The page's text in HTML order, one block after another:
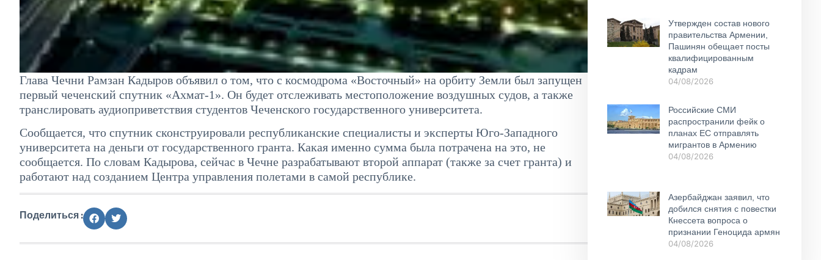
Глава Чечни Рамзан Кадыров объявил о том, что с космодрома «Восточный» на орбиту Земли был запущен
первый чеченский спутник «Ахмат-1». Он будет отслеживать местоположение воздушных судов, а также
транслировать аудиоприветствия студентов Чеченского государственного университета.
Сообщается, что спутник сконструировали республиканские специалисты и эксперты Юго-Западного
университета на деньги от государственного гранта. Какая именно сумма была потрачена на это, не
сообщается. По словам Кадырова, сейчас в Чечне разрабатывают второй аппарат (также за счет гранта) и
работают над созданием Центра управления полетами в самой республике.
Поделиться :
Утвержден состав нового
правительства Армении,
Пашинян обещает посты
квалифицированным
кадрам
04/08/2026
Российские СМИ
распространили фейк о
планах ЕС отправлять
мигрантов в Армению
04/08/2026
Азербайджан заявил, что
добился снятия с повестки
Кнессета вопроса о
признании Геноцида армян
04/08/2026